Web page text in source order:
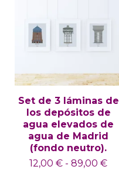
Set de 3 láminas de
los depósitos de
agua elevados de
agua de Madrid
(fondo neutro).
12,00 € - 89,00 €